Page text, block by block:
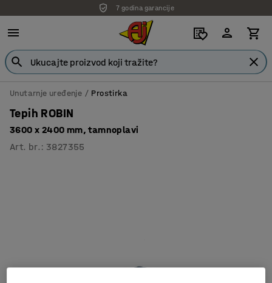
7 godina garancije
Unutarnje uređenje Prostirka
Tepih ROBIN
3600 x 2400 mm, tamnoplavi
Art. br. : 3827355